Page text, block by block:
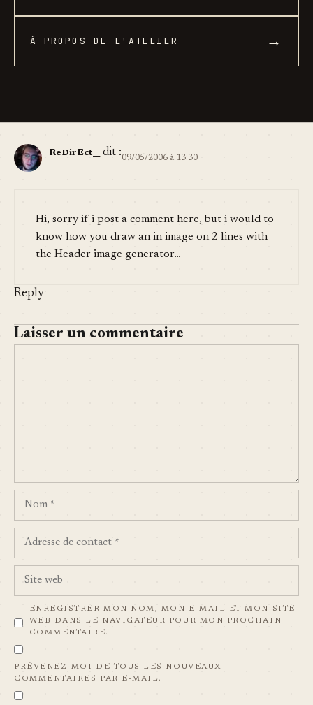
À PROPOS DE L'ATELIER →
ReDirEct__ dit :09/05/2006 à 13:30
Hi, sorry if i post a comment here, but i would to
know how you draw an in image on 2 lines with
the Header image generator…
Reply
Laisser un commentaire
DE
CONTACT
WEB
ENREGISTRER MON NOM, MON E-MAIL ET MON SITE
WEB DANS LE NAVIGATEUR POUR MON PROCHAIN
COMMENTAIRE.
PRÉVENEZ-MOI DE TOUS LES NOUVEAUX
COMMENTAIRES PAR E-MAIL.